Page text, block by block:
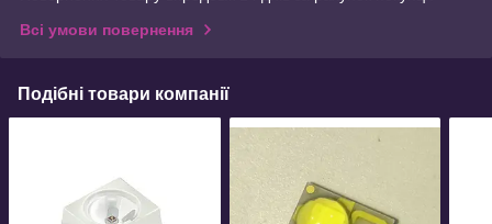
Всі умови повернення
Подібні товари компанії